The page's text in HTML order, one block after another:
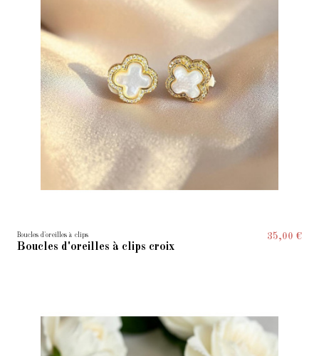
Boucles d'oreilles à clips
Boucles d'oreilles à clips croix
35,00 €